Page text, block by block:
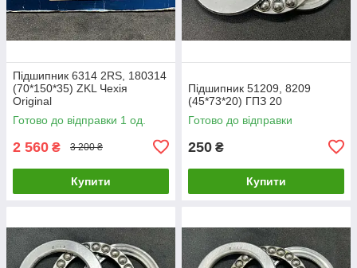
Підшипник 6314 2RS, 180314
(70*150*35) ZKL Чехія
Original
Готово до відправки 1 од.
2 560 ₴ 3 200 ₴
Купити
Підшипник 51209, 8209
(45*73*20) ГПЗ 20
Готово до відправки
250 ₴
Купити